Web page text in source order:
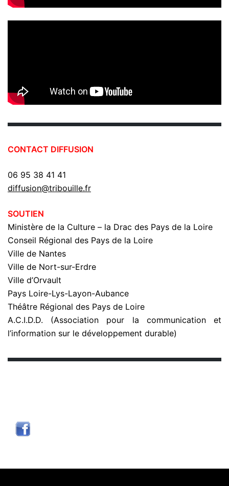
CONTACT DIFFUSION
06 95 38 41 41
diffusion@tribouille.fr
SOUTIEN
Ministère de la Culture – la Drac des Pays de la Loire
Conseil Régional des Pays de la Loire
Ville de Nantes
Ville de Nort-sur-Erdre
Ville d’Orvault
Pays Loire-Lys-Layon-Aubance
Théâtre Régional des Pays de Loire
A.C.I.D.D. (Association pour la communication et
l’information sur le développement durable)